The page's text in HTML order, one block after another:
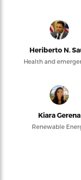
Heriberto N.
Health and
Kiara Gerena
Renewable